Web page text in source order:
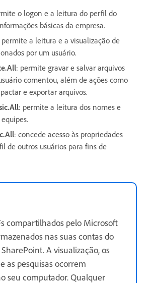
o logon e a leitura do perfil do
básicas da empresa.
permite a leitura e a visualização de
por um usuário.
: permite gravar e salvar arquivos
comentou, além de ações como
e exportar arquivos.
: permite a leitura dos nomes e
: concede acesso às propriedades
de outros usuários para fins de
compartilhados pelo Microsoft
nas suas contas do
A visualização, os
as pesquisas ocorrem
seu computador. Qualquer